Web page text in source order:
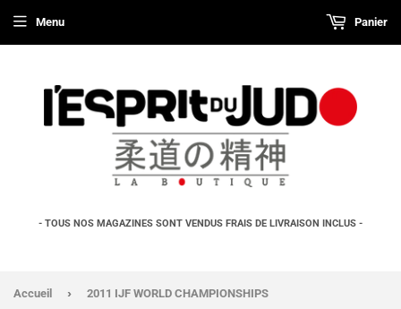
- TOUS NOS MAGAZINES SONT VENDUS FRAIS DE LIVRAISON INCLUS -
Menu Panier
Accueil › 2011 IJF WORLD CHAMPIONSHIPS